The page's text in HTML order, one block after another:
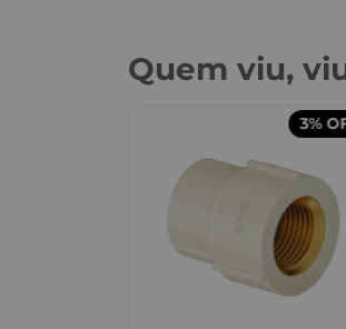
Quem viu,
3%